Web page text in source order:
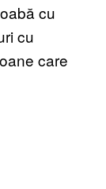
cu
cu
care